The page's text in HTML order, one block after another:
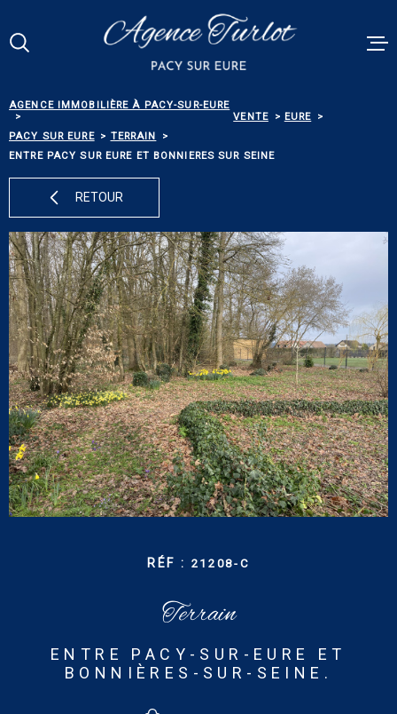
menu
contenu
VENTES
ALERTE
NOS
CONTACT
AGENCE IMMOBILIÈRE À PACY-SUR-EURE
VENTE
EURE
PACY SUR EURE
TERRAIN
ENTRE PACY SUR EURE ET BONNIERES SUR SEINE
RETOUR
RÉF : 21208-C
Terrain
ENTRE PACY-SUR-EURE ET
BONNIÈRES-SUR-SEINE.
Votre
RECHERCHE
RÉFÉRENCE
BIEN
TYPE DE BIEN
VILLE
Budget
BUDGET
RECHERCHER